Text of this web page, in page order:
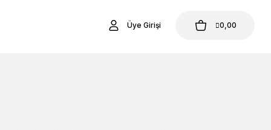
Üye Girişi 0,00